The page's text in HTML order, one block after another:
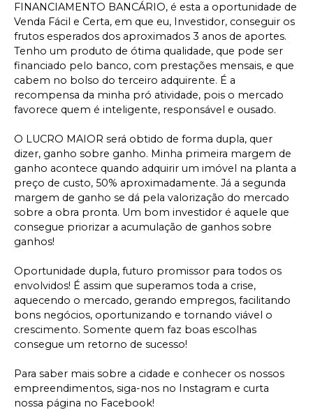
FINANCIAMENTO BANCÁRIO, é esta a oportunidade de
Venda Fácil e Certa, em que eu, Investidor, conseguir os
frutos esperados dos aproximados 3 anos de aportes.
Tenho um produto de ótima qualidade, que pode ser
financiado pelo banco, com prestações mensais, e que
cabem no bolso do terceiro adquirente. É a
recompensa da minha pró atividade, pois o mercado
favorece quem é inteligente, responsável e ousado.
O LUCRO MAIOR será obtido de forma dupla, quer
dizer, ganho sobre ganho. Minha primeira margem de
ganho acontece quando adquirir um imóvel na planta a
preço de custo, 50% aproximadamente. Já a segunda
margem de ganho se dá pela valorização do mercado
sobre a obra pronta. Um bom investidor é aquele que
consegue priorizar a acumulação de ganhos sobre
ganhos!
Oportunidade dupla, futuro promissor para todos os
envolvidos! É assim que superamos toda a crise,
aquecendo o mercado, gerando empregos, facilitando
bons negócios, oportunizando e tornando viável o
crescimento. Somente quem faz boas escolhas
consegue um retorno de sucesso!
Para saber mais sobre a cidade e conhecer os nossos
empreendimentos, siga-nos no Instagram e curta
nossa página no Facebook!